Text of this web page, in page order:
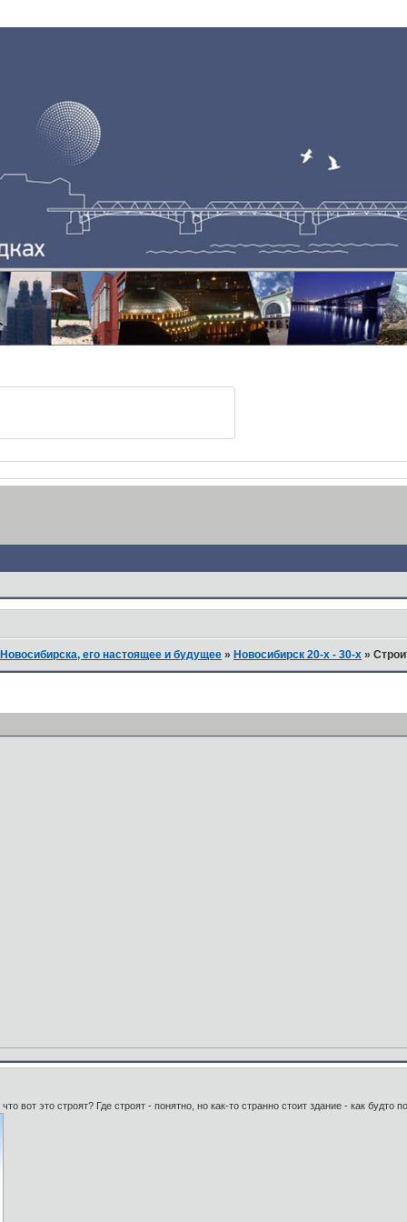
его настоящее и будущее »Новосибирск 20-х - 30-х »
вот это строят? Где строят - понятно, но как-то странно стоит здание - как будто